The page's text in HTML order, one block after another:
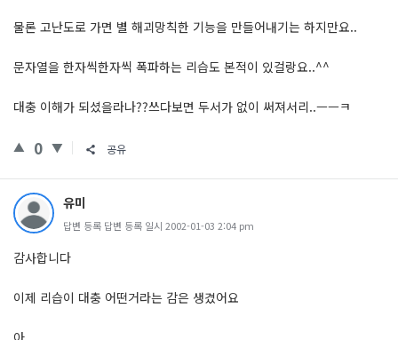
물론 고난도로 가면 별 해괴망칙한 기능을 만들어내기는 하지만요..
문자열을 한자씩한자씩 폭파하는 리습도 본적이 있걸랑요..^^
대충 이해가 되셨을라나??쓰다보면 두서가 없이 써져서리..ㅡㅡㅋ
0 공유
유미
답변 등록 답변 등록 일시 2002-01-03 2:04 pm
감사합니다
이제 리습이 대충 어떤거라는 감은 생겼어요